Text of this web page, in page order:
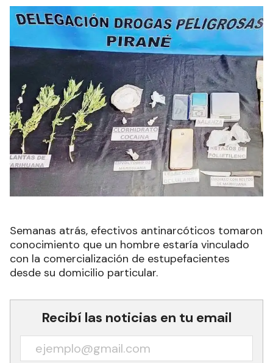
Semanas atrás, efectivos antinarcóticos tomaron
conocimiento que un hombre estaría vinculado
con la comercialización de estupefacientes
desde su domicilio particular.
Recibí las noticias en tu email